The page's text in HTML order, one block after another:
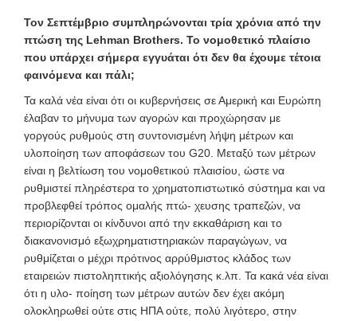
Τον Σεπτέμβριο συμπληρώνονται τρία χρόνια από την
πτώση της Lehman Brothers. Το νομοθετικό πλαίσιο
που υπάρχει σήμερα εγγυάται ότι δεν θα έχουμε τέτοια
φαινόμενα και πάλι;
Τα καλά νέα είναι ότι οι κυβερνήσεις σε Αμερική και Ευρώπη
έλαβαν το μήνυμα των αγορών και προχώρησαν με
γοργούς ρυθμούς στη συντονισμένη λήψη μέτρων και
υλοποίηση των αποφάσεων του G20. Μεταξύ των μέτρων
είναι η βελτίωση του νομοθετικού πλαισίου, ώστε να
ρυθμιστεί πληρέστερα το χρηματοπιστωτικό σύστημα και να
προβλεφθεί τρόπος ομαλής πτώ- χευσης τραπεζών, να
περιορίζονται οι κίνδυνοι από την εκκαθάριση και το
διακανονισμό εξωχρηματιστηριακών παραγώγων, να
ρυθμίζεται ο μέχρι πρότινος αρρύθμιστος κλάδος των
εταιρειών πιστοληπτικής αξιολόγησης κ.λπ. Τα κακά νέα είναι
ότι η υλο- ποίηση των μέτρων αυτών δεν έχει ακόμη
ολοκληρωθεί ούτε στις ΗΠΑ ούτε, πολύ λιγότερο, στην